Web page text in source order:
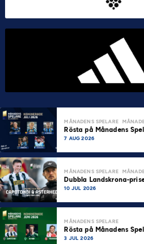
MÅNADENS SPELARE
Rösta på Månadens
7 AUG 2026
MÅNADENS SPELARE
Dubbla Landskrona-
10 JUL 2026
MÅNADENS SPELARE
Rösta på Månadens
3 JUL 2026